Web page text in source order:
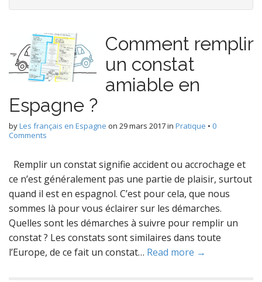
Comment remplir
un constat
amiable en
Espagne ?
byLes français en Espagne on 29 mars 2017in Pratique • 0
Comments
Remplir un constat signifie accident ou accrochage et
ce n’est généralement pas une partie de plaisir, surtout
quand il est en espagnol. C’est pour cela, que nous
sommes là pour vous éclairer sur les démarches.
Quelles sont les démarches à suivre pour remplir un
constat ? Les constats sont similaires dans toute
l’Europe, de ce fait un constat… Read more →